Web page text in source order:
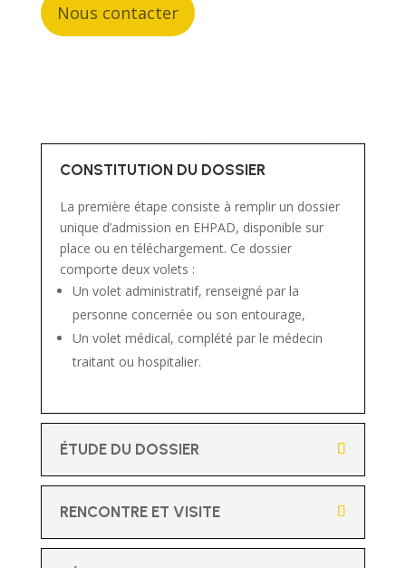
Nous contacter
CONSTITUTION DU DOSSIER
La première étape consiste à remplir un dossier
unique d’admission en EHPAD, disponible sur
place ou en téléchargement. Ce dossier
comporte deux volets :
Un volet administratif, renseigné par la
personne concernée ou son entourage,
Un volet médical, complété par le médecin
traitant ou hospitalier.
ÉTUDE DU DOSSIER
RENCONTRE ET VISITE